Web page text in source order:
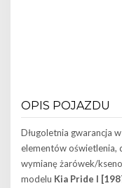
OPIS POJAZDU
Długoletnia gwarancja
elementów oświetlenia,
wymianę żarówek/
modelu Kia Pride I